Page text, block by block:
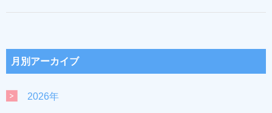
月別アーカイブ
2026年